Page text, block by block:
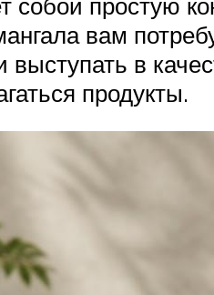
вам
выступать в
продукты.